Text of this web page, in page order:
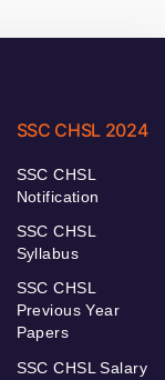
SSC CHSL 2024
SSC CHSL
Notification
SSC CHSL
Syllabus
SSC CHSL
Previous Year
Papers
SSC CHSL Salary